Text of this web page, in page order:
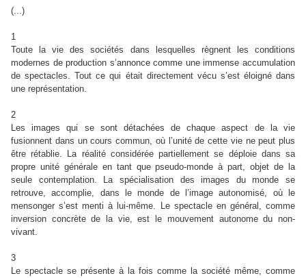
(...)
1
Toute la vie des sociétés dans lesquelles règnent les conditions
modernes de production s’annonce comme une immense accumulation
de spectacles. Tout ce qui était directement vécu s’est éloigné dans
une représentation.
2
Les images qui se sont détachées de chaque aspect de la vie
fusionnent dans un cours commun, où l’unité de cette vie ne peut plus
être rétablie. La réalité considérée partiellement se déploie dans sa
propre unité générale en tant que pseudo-monde à part, objet de la
seule contemplation. La spécialisation des images du monde se
retrouve, accomplie, dans le monde de l’image autonomisé, où le
mensonger s’est menti à lui-même. Le spectacle en général, comme
inversion concrète de la vie, est le mouvement autonome du non-
vivant.
3
Le spectacle se présente à la fois comme la société même, comme